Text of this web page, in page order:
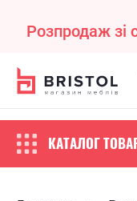
Розпродаж зі
КАТАЛОГ